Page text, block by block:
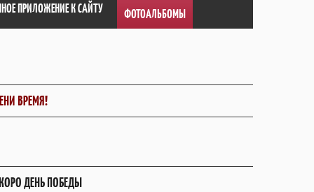
ПРИЛОЖЕНИЕ К САЙТУ ФОТОАЛЬБОМЫ
ВРЕМЯ!
ДЕНЬ ПОБЕДЫ